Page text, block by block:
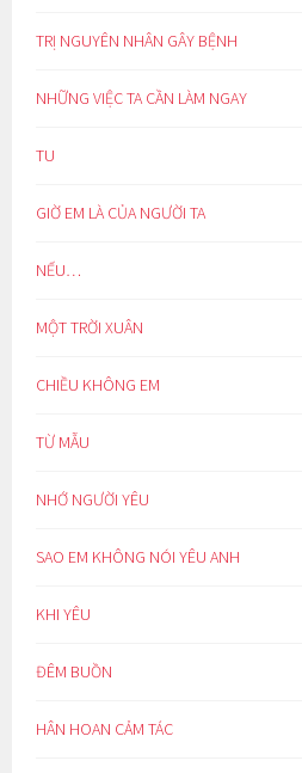
TRỊ NGUYÊN NHÂN GÂY BỆNH
NHỮNG VIỆC TA CẦN LÀM NGAY
TU
GIỜ EM LÀ CỦA NGƯỜI TA
NẾU…
MỘT TRỜI XUÂN
CHIỀU KHÔNG EM
TỪ MẪU
NHỚ NGƯỜI YÊU
SAO EM KHÔNG NÓI YÊU ANH
KHI YÊU
ĐÊM BUỒN
HÂN HOAN CẢM TÁC